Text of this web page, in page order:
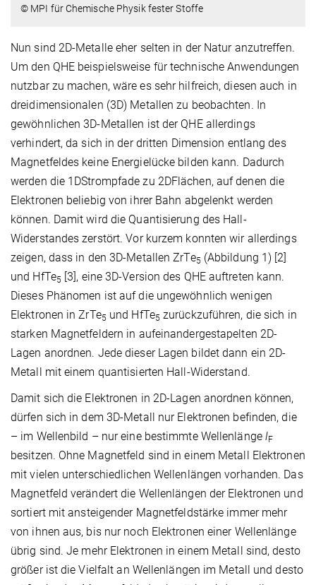
© MPI für Chemische Physik fester Stoffe
Nun sind 2D-Metalle eher selten in der Natur anzutreffen.
Um den QHE beispielsweise für technische Anwendungen
nutzbar zu machen, wäre es sehr hilfreich, diesen auch in
dreidimensionalen (3D) Metallen zu beobachten. In
gewöhnlichen 3D-Metallen ist der QHE allerdings
verhindert, da sich in der dritten Dimension entlang des
Magnetfeldes keine Energielücke bilden kann. Dadurch
werden die 1DStrompfade zu 2DFlächen, auf denen die
Elektronen beliebig von ihrer Bahn abgelenkt werden
können. Damit wird die Quantisierung des Hall-
Widerstandes zerstört. Vor kurzem konnten wir allerdings
zeigen, dass in den 3D-Metallen ZrTe5 (Abbildung 1) [2]
und HfTe5
[3], eine 3D-Version des QHE auftreten kann.
Dieses Phänomen ist auf die ungewöhnlich wenigen
Elektronen in ZrTe5 und HfTe5 zurückzuführen, die sich in
starken Magnetfeldern in aufeinandergestapelten 2D-
Lagen anordnen. Jede dieser Lagen bildet dann ein 2D-
Metall mit einem quantisierten Hall-Widerstand.
Damit sich die Elektronen in 2D-Lagen anordnen können,
dürfen sich in dem 3D-Metall nur Elektronen befinden, die
– im Wellenbild – nur eine bestimmte Wellenlänge lF
besitzen. Ohne Magnetfeld sind in einem Metall Elektronen
mit vielen unterschiedlichen Wellenlängen vorhanden. Das
Magnetfeld verändert die Wellenlängen der Elektronen und
sortiert mit ansteigender Magnetfeldstärke immer mehr
von ihnen aus, bis nur noch Elektronen einer Wellenlänge
übrig sind. Je mehr Elektronen in einem Metall sind, desto
größer ist die Vielfalt an Wellenlängen im Metall und desto